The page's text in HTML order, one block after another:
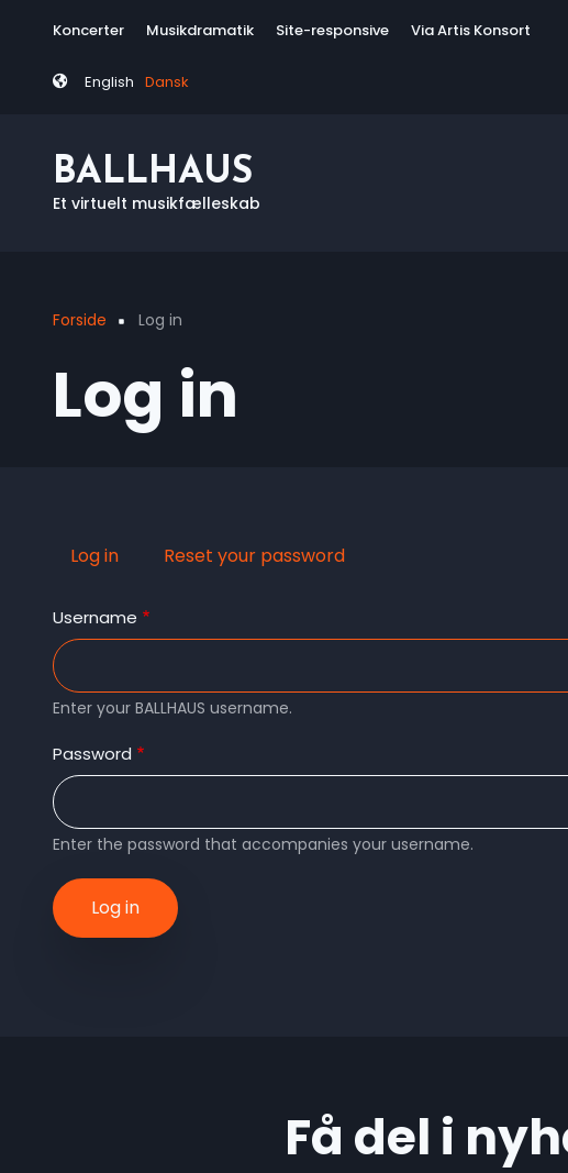
content
Tag
Koncerter Musikdramatik Site-responsive Via Artis Konsort
English Dansk
BALLHAUS
Et virtuelt musikfælleskab
Breadcrumb
Forside Log in
Log in
tabs
Log in (activeReset your password
Username
Enter your BALLHAUS username.
Password
Enter the password that accompanies your username.
Få del i